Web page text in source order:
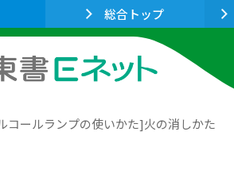
総合トップ
コールランプの使いかた]火の消しかた